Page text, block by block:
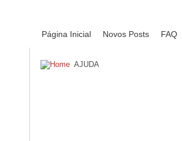
Página Inicial Novos Posts FAQ
AJUDA